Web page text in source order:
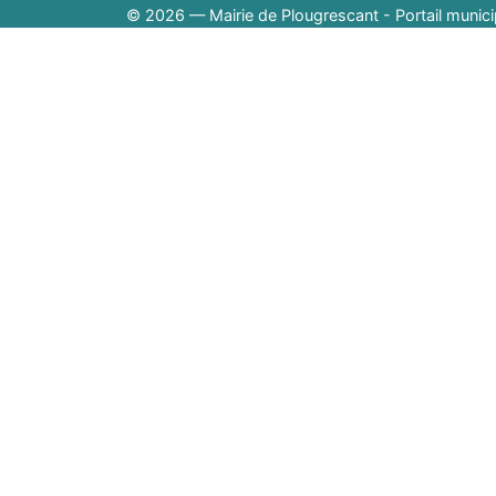
© 2026 — Mairie de Plougrescant - Portail